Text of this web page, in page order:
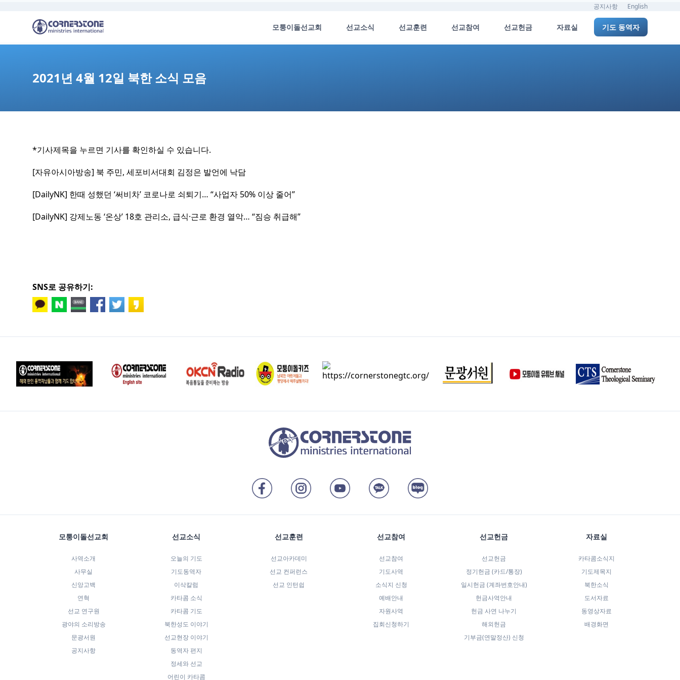
공지사항 English
모퉁이돌선교회 선교소식 선교훈련 선교참여 선교헌금 자료실 기도 동역자
2021년 4월 12일 북한 소식 모음
*기사제목을 누르면 기사를 확인하실 수 있습니다.
[자유아시아방송] 북 주민, 세포비서대회 김정은 발언에 낙담
[DailyNK] 한때 성했던 ‘써비차’ 코로나로 쇠퇴기… “사업자 50% 이상 줄어”
[DailyNK] 강제노동 ‘온상’ 18호 관리소, 급식·근로 환경 열악… “짐승 취급해”
SNS로 공유하기:
모퉁이돌선교회
사역소개
사무실
신앙고백
연혁
선교 연구원
광야의 소리방송
문광서원
공지사항
선교소식
오늘의 기도
기도동역자
이삭칼럼
카타콤 소식
카타콤 기도
북한성도 이야기
선교현장 이야기
동역자 편지
정세와 선교
어린이 카타콤
선교훈련
선교아카데미
선교 컨퍼런스
선교 인턴쉽
선교참여
선교참여
기도사역
소식지 신청
예배안내
자원사역
집회신청하기
선교헌금
선교헌금
정기헌금 (카드/통장)
일시헌금 (계좌번호안내)
헌금사역안내
헌금 사연 나누기
해외헌금
기부금(연말정산) 신청
자료실
카타콤소식지
기도제목지
북한소식
도서자료
동영상자료
배경화면